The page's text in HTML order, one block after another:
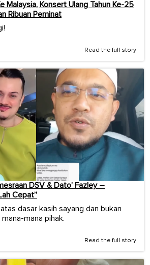
Malaysia, Konsert Ulang Tahun Ke-25
Ribuan Peminat
Read the full story
DSV & Dato’ Fazley –
Cepat”
dasar kasih sayang dan bukan
mana pihak.
Read the full story